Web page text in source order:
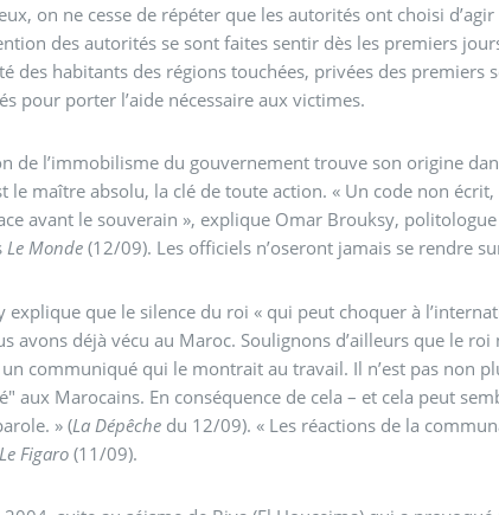
on ne cesse de répéter que les autorités ont choisi
des autorités se sont faites sentir dès les premiers
des habitants des régions touchées, privées des premiers
pour porter l’aide nécessaire aux victimes.
de l’immobilisme du gouvernement trouve son origine
le maître absolu, la clé de toute action. « Un code non
avant le souverain », explique Omar Brouksy,
Le Monde(12/09). Les officiels n’oseront jamais se rendre
explique que le silence du roi « qui peut choquer à
avons déjà vécu au Maroc. Soulignons d’ailleurs que le
communiqué qui le montrait au travail. Il n’est pas non
aux Marocains. En conséquence de cela – et cela peut
» (La Dépêche du 12/09). « Les réactions de la
Le Figaro (11/09).